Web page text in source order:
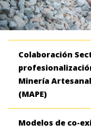
Colaboración
Minería
(MAPE)
Modelos de co-